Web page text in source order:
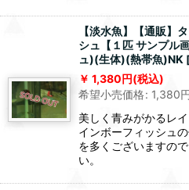
【淡水魚】【通販】
シュ【１匹 サンプル
ュ)(生体)(熱帯魚)NK
1,380円(税込)
希望小売価格: 1,380
美しく青みがかるレ
インボーフィッシュ
を多くございますの
い。